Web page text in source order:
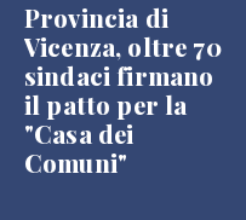
Provincia di
Vicenza, oltre 70
sindaci firmano
il patto per la
"Casa dei
Comuni"